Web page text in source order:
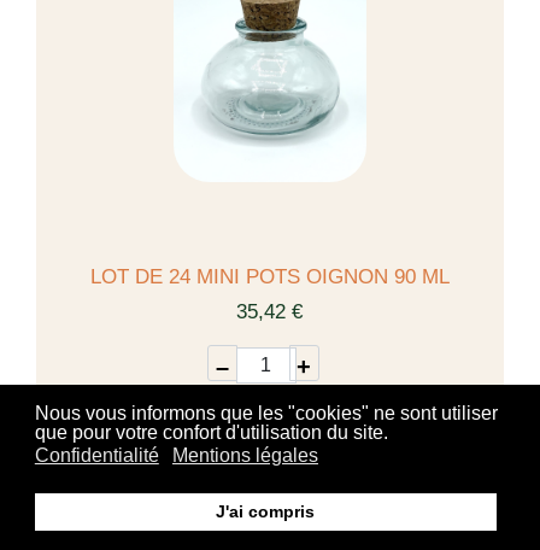
Nous vous informons que les "cookies" ne sont utiliser
que pour votre confort d'utilisation du site.
Confidentialité
Mentions légales
J'ai compris
LOT DE 24 MINI POTS OIGNON 90 ML
35,42 €
– +
Ajouter au panier